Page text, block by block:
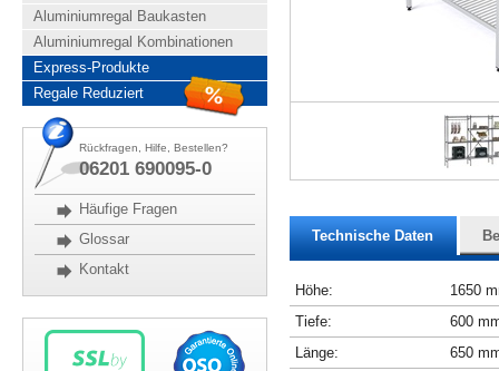
Aluminiumregal Baukasten
Aluminiumregal Kombinationen
Express-Produkte
Regale Reduziert
Rückfragen, Hilfe, Bestellen?
06201 690095-0
Häufige Fragen
Glossar
Kontakt
Technische Daten
Höhe:
1650
Tiefe:
600
Länge:
650